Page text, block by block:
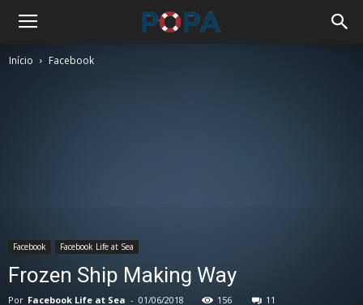
Início Facebook
Facebook Facebook Life at Sea
Frozen Ship Making Way
Por Facebook Life at Sea - 01/06/2018 156 11